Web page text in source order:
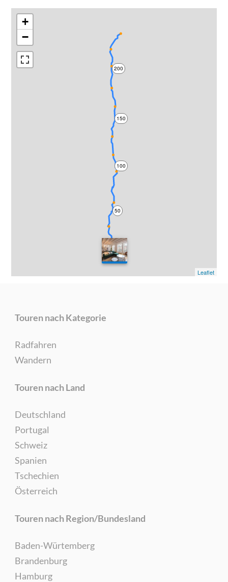
0
50
100
150
200
+
−
Leaflet
Touren nach Kategorie
Radfahren
Wandern
Touren nach Land
Deutschland
Portugal
Schweiz
Spanien
Tschechien
Österreich
Touren nach Region/Bundesland
Baden-Würtemberg
Brandenburg
Hamburg